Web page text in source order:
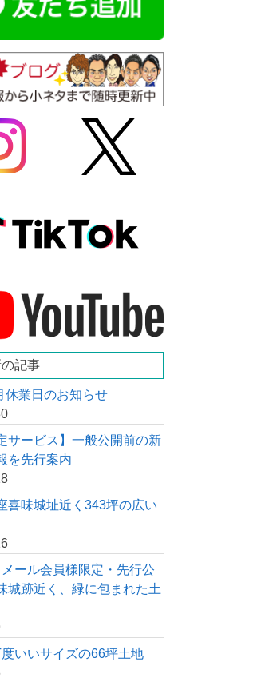
記事
休業日のお知らせ
サービス】一般公開前の新
を先行案内
喜味城址近く343坪の広い
ール会員様限定・先行公
城跡近く、緑に包まれた土
いいサイズの66坪土地